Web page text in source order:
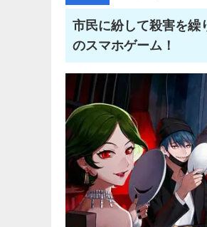
市民に紛して殺害を繰
のスマホゲーム！